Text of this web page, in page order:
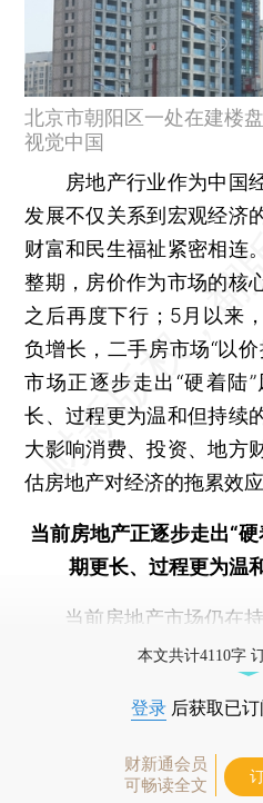
北京市朝阳区一处在建楼
视觉中国
房地产行业作为中国
发展不仅关系到宏观经济
财富和民生福祉紧密相连
整期，房价作为市场的核
之后再度下行；5月以来
负增长，二手房市场“以
市场正逐步走出“硬着陆
长、过程更为温和但持续
大影响消费、投资、地方
估房地产对经济的拖累效应
当前房地产正逐步走出“
期更长、过程更为温
当前房地产市场仍在持
本文共计4110字
登录 后获取已
财新通会员
可畅读全文